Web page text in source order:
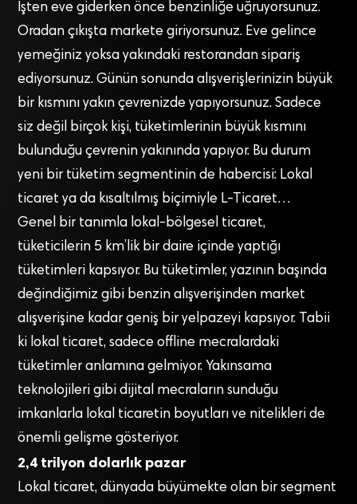
İşten eve giderken önce benzinliğe uğruyorsunuz.
Oradan çıkışta markete giriyorsunuz. Eve gelince
yemeğiniz yoksa yakındaki restorandan sipariş
ediyorsunuz. Günün sonunda alışverişlerinizin büyük
bir kısmını yakın çevrenizde yapıyorsunuz. Sadece
siz değil birçok kişi, tüketimlerinin büyük kısmını
bulunduğu çevrenin yakınında yapıyor. Bu durum
yeni bir tüketim segmentinin de habercisi: Lokal
ticaret ya da kısaltılmış biçimiyle L-Ticaret…
Genel bir tanımla lokal-bölgesel ticaret,
tüketicilerin 5 km’lik bir daire içinde yaptığı
tüketimleri kapsıyor. Bu tüketimler, yazının başında
değindiğimiz gibi benzin alışverişinden market
alışverişine kadar geniş bir yelpazeyi kapsıyor. Tabii
ki lokal ticaret, sadece offline mecralardaki
tüketimler anlamına gelmiyor. Yakınsama
teknolojileri gibi dijital mecraların sunduğu
imkanlarla lokal ticaretin boyutları ve nitelikleri de
önemli gelişme gösteriyor.
2,4 trilyon dolarlık pazar
Lokal ticaret, dünyada büyümekte olan bir segment